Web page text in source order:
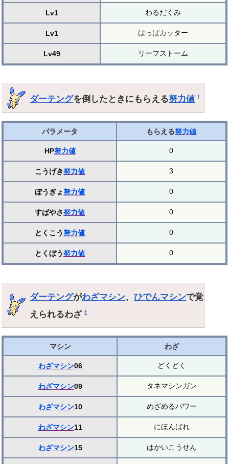
Lv1 わるだくみ
Lv1 はっぱカッター
Lv49 リーフストーム
ダーテングを倒したときにもらえる努力値 †
パラメータ もらえる努力値
HP努力値 0
こうげき努力値 3
ぼうぎょ努力値 0
すばやさ努力値 0
とくこう努力値 0
とくぼう努力値 0
ダーテングがわざマシン、ひでんマシンで覚
えられるわざ†
マシン わざ
わざマシン06 どくどく
わざマシン09 タネマシンガン
わざマシン10 めざめるパワー
わざマシン11 にほんばれ
わざマシン15 はかいこうせん